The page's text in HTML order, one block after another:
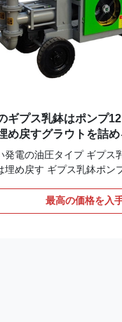
ギプス乳鉢はポンプ
め戻すグラウトを詰め
発電の油圧タイプ ギプス
埋め戻す ギプス乳鉢ポン
または大きい区域のコーテ
および製紙業の原料およ
最高の価格を入